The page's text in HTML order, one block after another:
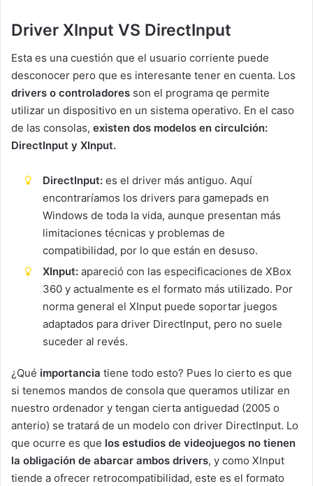
Driver XInput VS DirectInput
Esta es una cuestión que el usuario corriente puede
desconocer pero que es interesante tener en cuenta. Los
drivers o controladores son el programa qe permite
utilizar un dispositivo en un sistema operativo. En el caso
de las consolas, existen dos modelos en circulción:
DirectInput y XInput.
DirectInput: es el driver más antiguo. Aquí
encontraríamos los drivers para gamepads en
Windows de toda la vida, aunque presentan más
limitaciones técnicas y problemas de
compatibilidad, por lo que están en desuso.
XInput: apareció con las especificaciones de XBox
360 y actualmente es el formato más utilizado. Por
norma general el XInput puede soportar juegos
adaptados para driver DirectInput, pero no suele
suceder al revés.
¿Qué importancia tiene todo esto? Pues lo cierto es que
si tenemos mandos de consola que queramos utilizar en
nuestro ordenador y tengan cierta antiguedad (2005 o
anterio) se tratará de un modelo con driver DirectInput. Lo
que ocurre es que los estudios de videojuegos no tienen
la obligación de abarcar ambos drivers, y como XInput
tiende a ofrecer retrocompatibilidad, este es el formato